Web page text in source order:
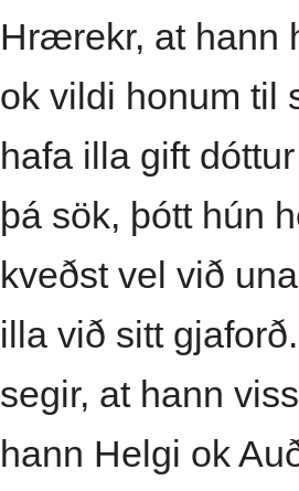
Hrærekr, at hann
ok vildi honum til
hafa illa gift
þá sök, þótt hún
kveðst vel við
illa við sitt
segir, at hann
hann Helgi ok